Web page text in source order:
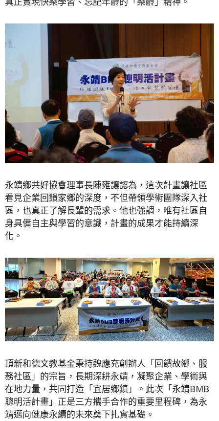
永靖鄉共好協會理事長陳雍讓認為，這次計畫讓社區
看見企業回饋家鄉的深度，不但帶領學術團隊深入社
區，也真正了解長輩的需求。他也強調，唯有社區自
身具備自主與學習的意識，計畫的成果才能持續深
化。
頂新和德文教基金秉持魏應充創辦人「回饋故鄉、服
務社區」的宗旨，長期深耕永靖，凝聚企業、學術與
在地力量，共同打造「宜居鄉鎮」。此次「永靖BMB
聰明活計畫」正是三方攜手合作的重要里程碑，為永
靖邁向健康永續的未來奠下扎實基礎。